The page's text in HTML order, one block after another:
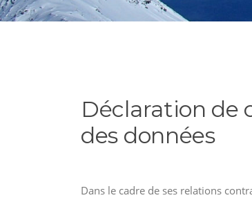
Déclaration de
des données
Dans le cadre de ses relations